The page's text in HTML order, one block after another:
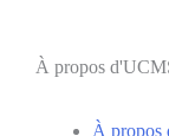
À propos
À propos